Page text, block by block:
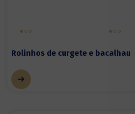
Rolinhos de curgete e bacalhau